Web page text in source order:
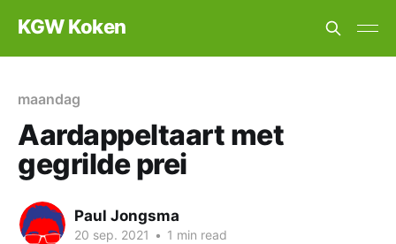
KGW Koken
maandag
Aardappeltaart met
gegrilde prei
Paul Jongsma
20 sep. 2021 • 1 min read